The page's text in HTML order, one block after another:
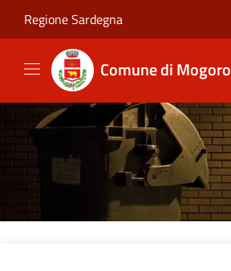
Regione Sardegna
Comune di Mogoro